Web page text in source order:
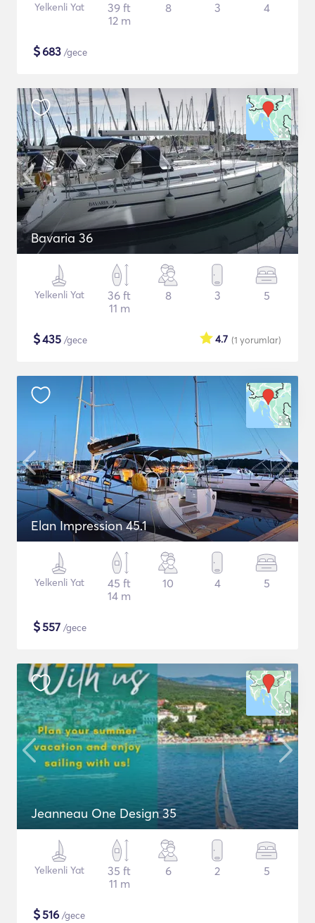
Yelkenli Yat
39 ft
12 m
8 3 4
$683 /gece
Bavaria 36
Yelkenli Yat
36 ft
11 m
8 3 5
$435 /gece (1 yorumlar)
4.7
Elan Impression 45.1
Yelkenli Yat
45 ft
14 m
10 4 5
$557 /gece
Jeanneau One Design 35
Yelkenli Yat
35 ft
11 m
6 2 5
$516 /gece